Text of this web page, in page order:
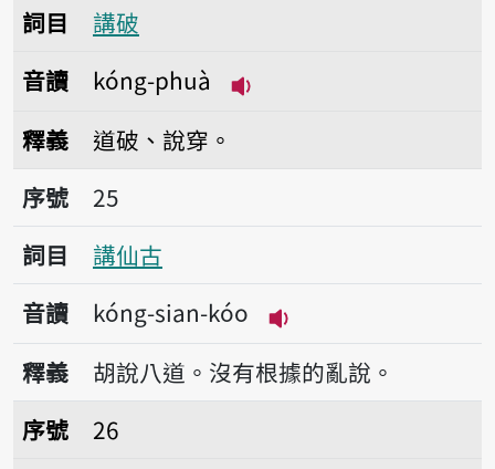
詞目
講破
音讀
kóng-phuà
釋義
道破、說穿。
序號25講仙古
序號
25
詞目
講仙古
音讀
kóng-sian-kóo
播放音讀kóng-sian-
釋義
胡說八道。沒有根據的亂說。
序號26講耍笑
序號
26